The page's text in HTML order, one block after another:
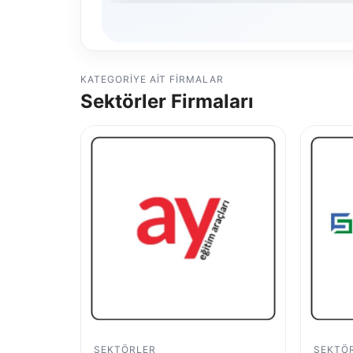
KATEGORIYE AIT FIRMALAR
Sektörler Firmaları
SEKTÖRLER